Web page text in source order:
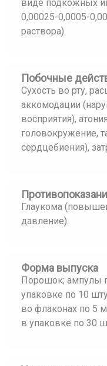
виде подкожных
0,00025-0,0005-
раствора).
Побочные
Сухость во рту,
аккомодации
восприятия),
головокружение,
сердцебиения),
Глаукома
давление).
Форма выпуска
Порошок; ампулы
упаковке по 10
во флаконах по 5
в упаковке по 30